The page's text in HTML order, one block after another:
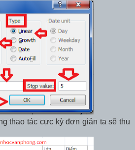
thao tác cực kỳ đơn giản ta sẽ thu